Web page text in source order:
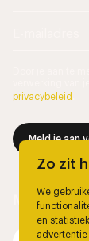
privacybeleid
Meld je aan
Zo zit
We
en